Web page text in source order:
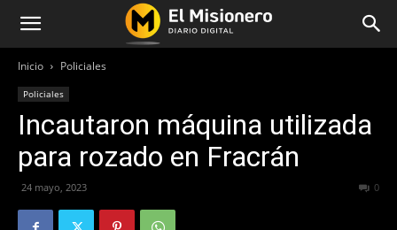
Inicio Policiales
Policiales
Incautaron máquina utilizada
para rozado en Fracrán
24 mayo, 2023 0